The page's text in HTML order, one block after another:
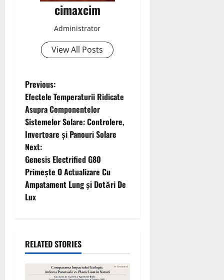
cimaxcim
Administrator
View All Posts
P
o
s
t
n
a
i
g
Previous:
Efectele Temperaturii Ridicate
Asupra Componentelor
Sistemelor Solare: Controlere,
Invertoare și Panouri Solare
Next:
Genesis Electrified G80
Primește O Actualizare Cu
Ampatament Lung și Dotări De
Lux
RELATED STORIES